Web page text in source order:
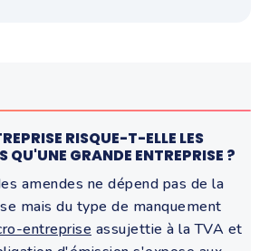
RISQUE-T-ELLE LES
QU'UNE GRANDE ENTREPRISE ?
amendes ne dépend pas de la
mais du type de manquement
entreprise assujettie à la TVA et